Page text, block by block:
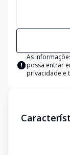
As
possa entrar
privacidade e